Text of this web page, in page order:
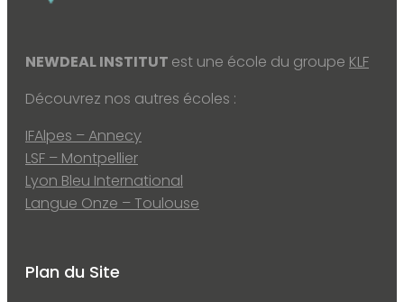
NEWDEAL INSTITUT est une école du groupe KLF
Découvrez nos autres écoles :
IFAlpes – Annecy
LSF – Montpellier
Lyon Bleu International
Langue Onze – Toulouse
Plan du Site